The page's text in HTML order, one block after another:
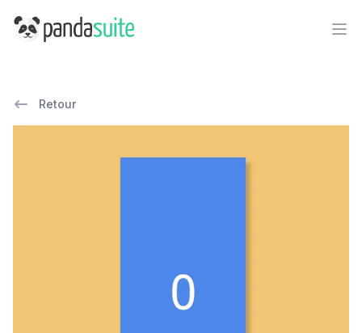
PandaSuite
Retour